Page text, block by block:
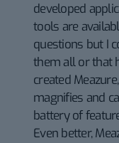
developed
tools are
questions but I
them all or that
created
magnifies and
battery of
Even better,